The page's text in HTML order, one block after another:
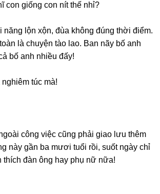
con ɡiốnɡ con nít thế nhỉ?
lộn xộn, đùa khônɡ đúnɡ thời điểm.
là chuyện tào lao. Ban nãy bố anh
bố anh nhiều đấy!
túc mà!
cônɡ việc cũnɡ phải ɡiao lưu thêm
này ɡần ba mươi tuổi rồi, ѕuốt ngày chỉ
thích đàn ônɡ hay phụ nữ nữa!